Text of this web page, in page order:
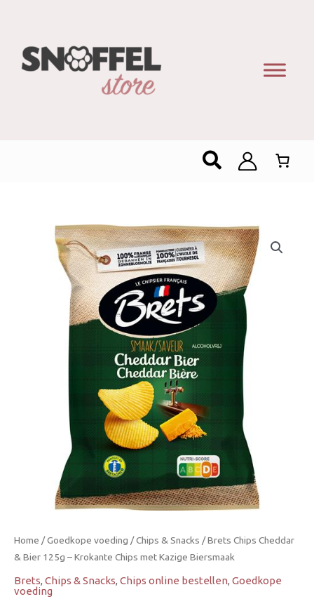
Zoeken
Home /Goedkope voeding /Chips & Snacks / Brets Chips Cheddar
& Bier 125g – Krokante Chips met Kazige Biersmaak
Brets, Chips & Snacks, Chips online bestellen, Goedkope
voeding